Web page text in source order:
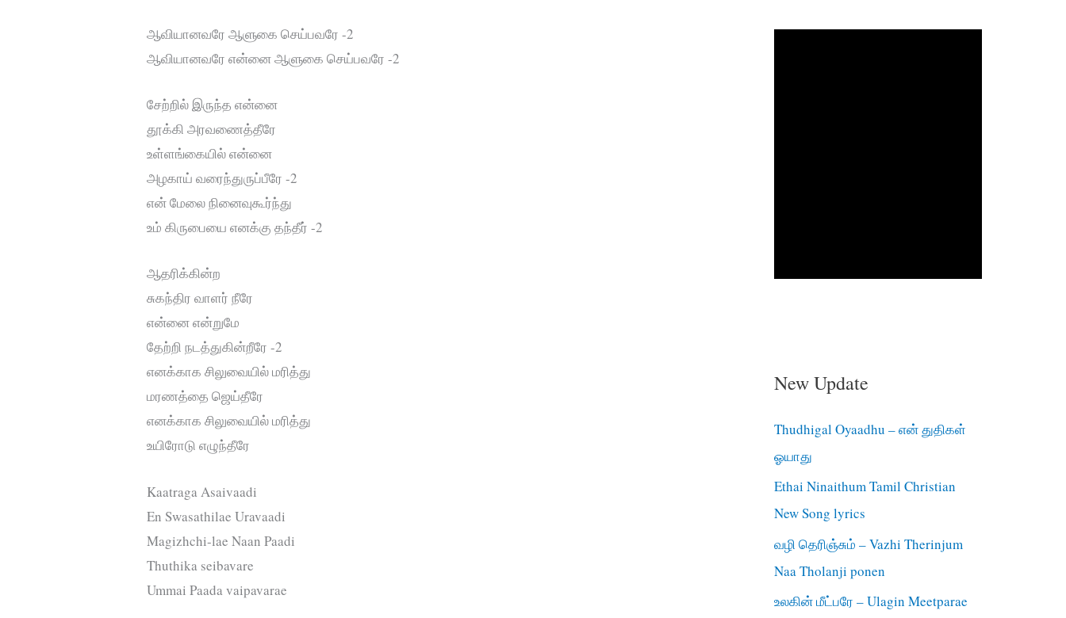
ஆவியானவரே ஆளுகை செய்பவரே -2
ஆவியானவரே என்னை ஆளுகை செய்பவரே -2
சேற்றில் இருந்த என்னை
தூக்கி அரவணைத்தீரே
உள்ளங்கையில் என்னை
அழகாய் வரைந்துருப்பீரே -2
என் மேலை நினைவுகூர்ந்து
உம் கிருபையை எனக்கு தந்தீர் -2
ஆதரிக்கின்ற
சுகந்திர வாளர் நீரே
என்னை என்றுமே
தேற்றி நடத்துகின்றீரே -2
எனக்காக சிலுவையில் மரித்து
மரணத்தை ஜெய்தீரே
எனக்காக சிலுவையில் மரித்து
உயிரோடு எழுந்தீரே
Kaatraga Asaivaadi
En Swasathilae Uravaadi
Magizhchi-lae Naan Paadi
Thuthika seibavare
Ummai Paada vaipavarae
New Update
Thudhigal Oyaadhu – என் துதிகள்
ஓயாது
Ethai Ninaithum Tamil Christian
New Song lyrics
வழி தெரிஞ்சும் – Vazhi Therinjum
Naa Tholanji ponen
உலகின் மீட்பரே – Ulagin Meetparae